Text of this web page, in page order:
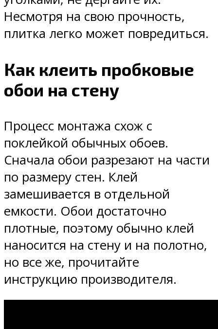
Несмотря на свою прочность,
плитка легко может повредиться.
Как клеить пробковые
обои на стену
Процесс монтажа схож с
поклейкой обычных обоев.
Сначала обои разрезают на части
по размеру стен. Клей
замешивается в отдельной
емкости. Обои достаточно
плотные, поэтому обычно клей
наносится на стену и на полотно,
но все же, прочитайте
инструкцию производителя.